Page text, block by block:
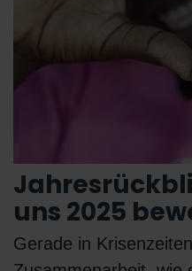
uns 2025
Gerade in